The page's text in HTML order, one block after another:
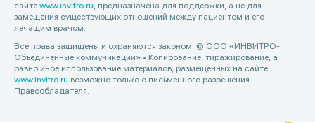
сайте www.invitro.ru, предназначена для поддержки, а не для
замещения существующих отношений между пациентом и его
лечащим врачом.
Все права защищены и охраняются законом. © ООО «ИНВИТРО-
Объединенные коммуникации» • Копирование, тиражирование, а
равно иное использование материалов, размещенных на сайте
www.invitro.ru возможно только с письменного разрешения
Правообладателя.